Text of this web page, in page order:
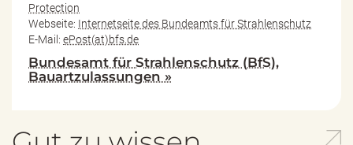
Protection
Webseite: Internetseite des Bundeamts für Strahlenschutz
E-Mail: ePost(at)bfs.de
Bundesamt für Strahlenschutz (BfS),
Bauartzulassungen »